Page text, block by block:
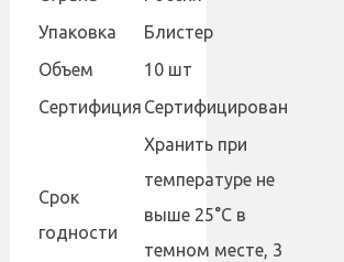
Упаковка
Блистер
Объем
10 шт
Сертифиция Сертифицирован
Cрок
годности
Хранить при
температуре не
выше 25°С в
темном месте, 3